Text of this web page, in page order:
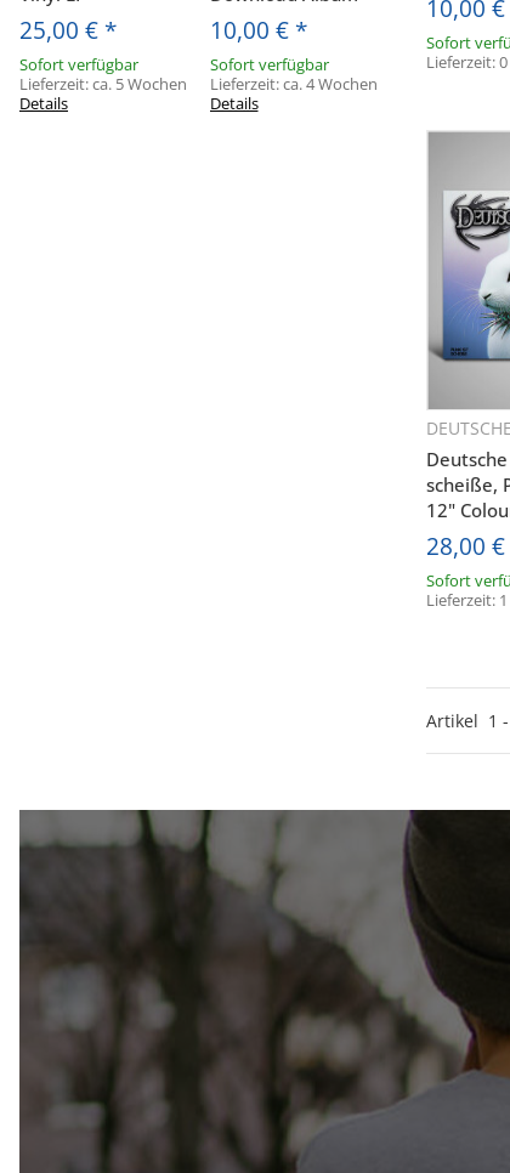
10,00 €
Sofort
Lieferzeit:
scheiße,
12"
28,00 €
Sofort
Lieferzeit:
Artikel 1 -
25,00 € *
Sofort verfügbar
Lieferzeit:ca. 5 Wochen
Details
10,00 € *
Sofort verfügbar
Lieferzeit:ca. 4 Wochen
Details
der